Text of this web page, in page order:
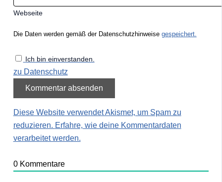
Webseite
Die Daten werden gemäß der Datenschutzhinweise gespeichert.
Ich bin einverstanden.
zu Datenschutz
Diese Website verwendet Akismet, um Spam zu
reduzieren. Erfahre, wie deine Kommentardaten
verarbeitet werden.
0Kommentare